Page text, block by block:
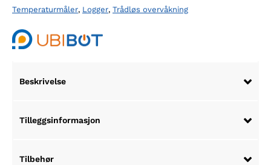
antall
Temperaturmåler, Logger, Trådløs overvåkning
Beskrivelse
Tilleggsinformasjon
Tilbehør